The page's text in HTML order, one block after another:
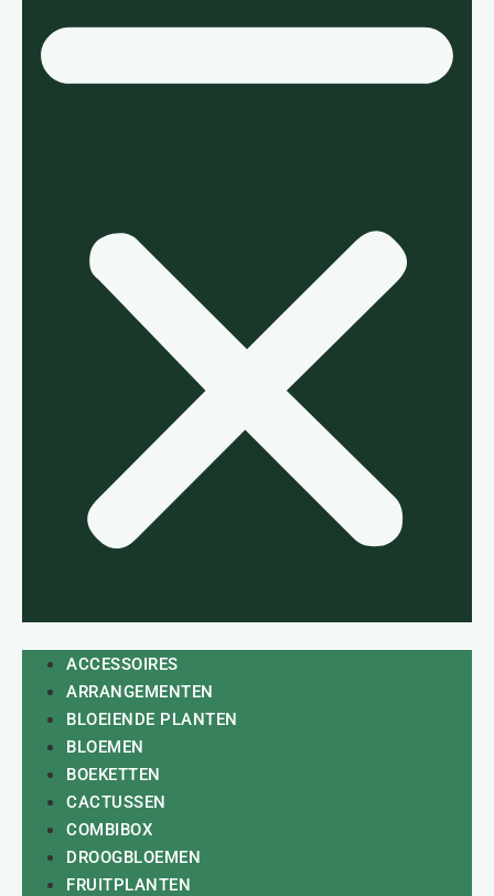
ACCESSOIRES
ARRANGEMENTEN
BLOEIENDE PLANTEN
BLOEMEN
BOEKETTEN
CACTUSSEN
COMBIBOX
DROOGBLOEMEN
FRUITPLANTEN